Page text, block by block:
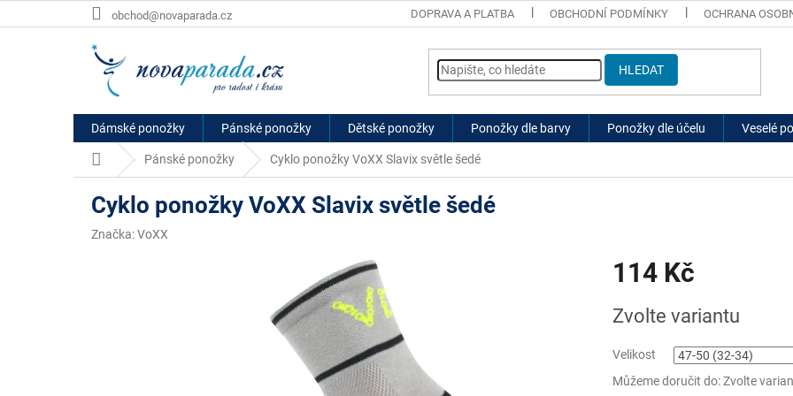
na
obchod@novaparada.cz DOPRAVA A PLATBA OBCHODNÍ PODMÍNKY OCHRANA
HLEDAT
Dámské ponožky Pánské ponožky Dětské ponožky Ponožky dle barvy Ponožky dle účelu Veselé
Domů Pánské ponožky Cyklo ponožky VoXX Slavix světle šedé
Cyklo ponožky VoXX Slavix světle šedé
Značka:VoXX
114 Kč
cena:
Zvolte variantu
Velikost
Můžeme doručit do:Zvolte